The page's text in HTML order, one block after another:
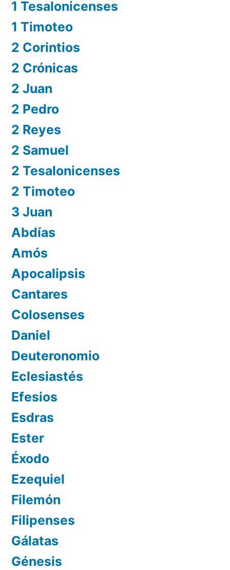
1 Tesalonicenses
1 Timoteo
2 Corintios
2 Crónicas
2 Juan
2 Pedro
2 Reyes
2 Samuel
2 Tesalonicenses
2 Timoteo
3 Juan
Abdías
Amós
Apocalipsis
Cantares
Colosenses
Daniel
Deuteronomio
Eclesiastés
Efesios
Esdras
Ester
Éxodo
Ezequiel
Filemón
Filipenses
Gálatas
Génesis